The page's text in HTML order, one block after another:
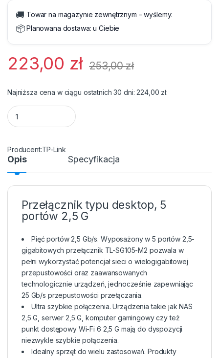
🚚 Towar na magazynie zewnętrznym – wyślemy:
📦Planowana dostawa:u Ciebie
223,00 zł 253,00zł
Najniższa cena w ciągu ostatnich 30 dni:224,00 zł.
Switch TP-Link TL-SG105 5x2,5 Gb/s quantity
TP-Link
Opis Specyfikacja
Przełącznik typu desktop, 5
portów 2,5 G
Pięć portów 2,5 Gb/s. Wyposażony w 5 portów 2,5-
gigabitowych przełącznik TL-SG105-M2 pozwala w
pełni wykorzystać potencjał sieci o wielogigabitowej
przepustowości oraz zaawansowanych
technologicznie urządzeń, jednocześnie zapewniając
25 Gb/s przepustowości przełączania.
Ultra szybkie połączenia. Urządzenia takie jak NAS
2,5 G, serwer 2,5 G, komputer gamingowy czy też
punkt dostępowy Wi-Fi 6 2,5 G mają do dyspozycji
niezwykle szybkie połączenia.
Idealny sprzęt do wielu zastosowań. Produkty